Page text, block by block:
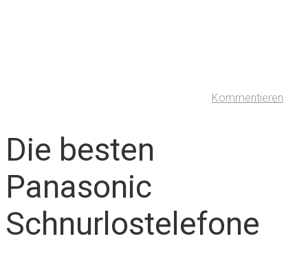
Kommentieren
Die besten
Panasonic
Schnurlostelefone